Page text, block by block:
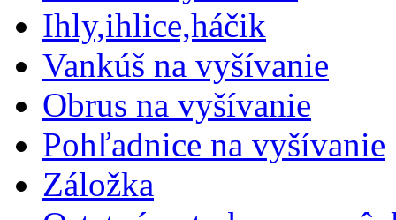
Ihly,ihlice,háčik
Vankúš na vyšívanie
Obrus na vyšívanie
Pohľadnice na vyšívanie
Záložka